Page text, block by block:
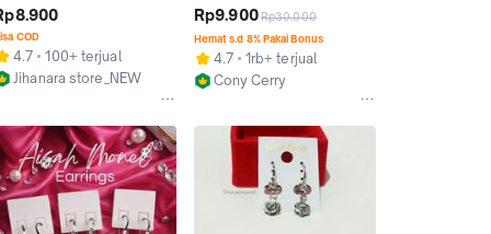
JURAI TIDAK
DAN TIDAK GATAL
COD
4.7
100+ terjual
Jihanara store_NEW
Hidung Permata Putih
Diameter 2 mm / Piercing
Hidung Bahan Monel
Rp9.900Rp30.000
Hemat s.d 8% Pakai Bonus
4.7
1rb+ terjual
Cony Cerry